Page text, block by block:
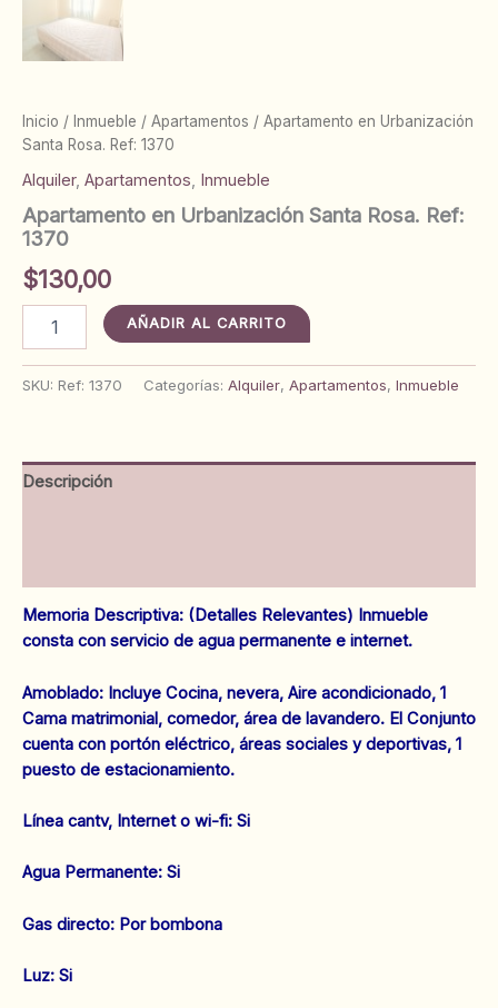
Inicio / Inmueble / Apartamentos / Apartamento en Urbanización
Santa Rosa. Ref: 1370
Alquiler, Apartamentos, Inmueble
Apartamento en Urbanización Santa Rosa. Ref:
1370
$130,00
Apartamento
Santa
cantidad
AÑADIR AL CARRITO
SKU: Ref: 1370 Categorías: Alquiler, Apartamentos, Inmueble
Descripción
Memoria Descriptiva: (Detalles Relevantes) Inmueble
consta con servicio de agua permanente e internet.
Amoblado: Incluye Cocina, nevera, Aire acondicionado, 1
Cama matrimonial, comedor, área de lavandero. El Conjunto
cuenta con portón eléctrico, áreas sociales y deportivas, 1
puesto de estacionamiento.
‌Línea cantv, Internet o wi-fi: Si
‌Agua Permanente: Si
‌Gas directo: Por bombona
‌Luz: Si